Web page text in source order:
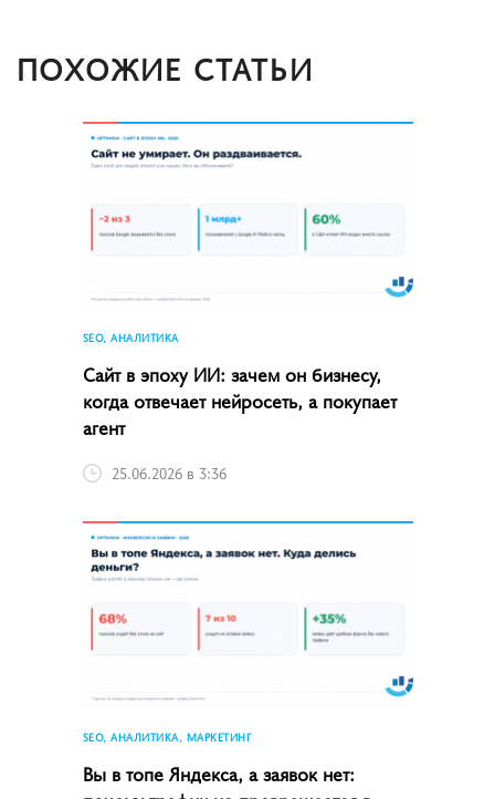
ПОХОЖИЕ СТАТЬИ
SEO, АНАЛИТИКА
Сайт в эпоху ИИ: зачем он бизнесу,
когда отвечает нейросеть, а покупает
агент
25.06.2026 в 3:36
SEO, АНАЛИТИКА, МАРКЕТИНГ
Вы в топе Яндекса, а заявок нет: